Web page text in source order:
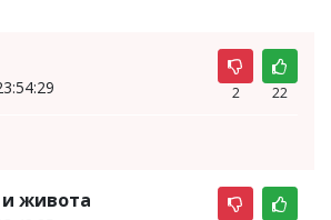
2 22
живота